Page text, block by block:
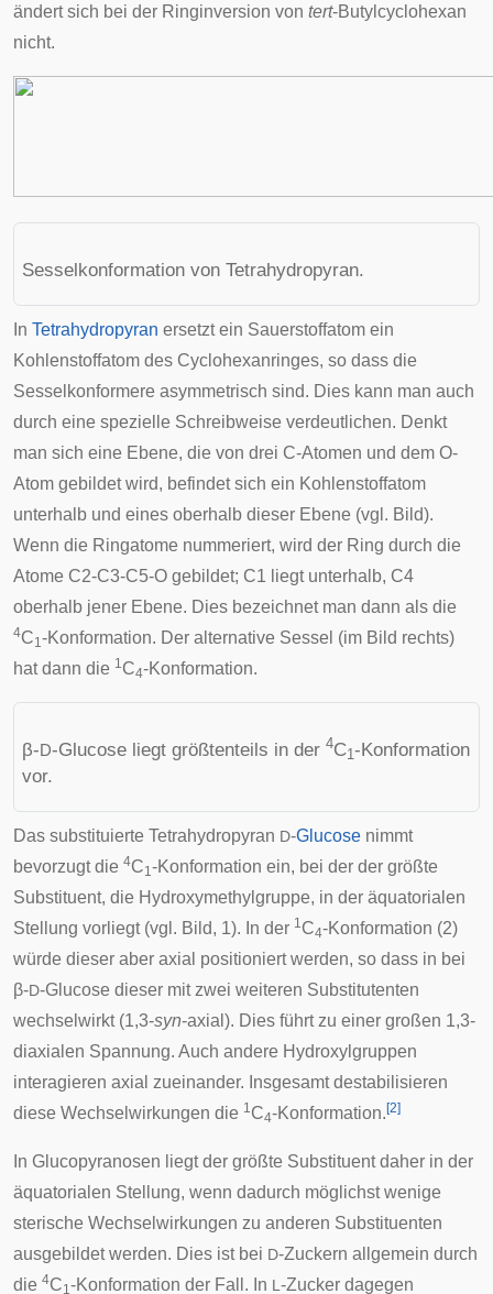
ändert sich bei der Ringinversion von tert-Butylcyclohexan
nicht.
Sesselkonformation von Tetrahydropyran.
In Tetrahydropyran ersetzt ein Sauerstoffatom ein
Kohlenstoffatom des Cyclohexanringes, so dass die
Sesselkonformere asymmetrisch sind. Dies kann man auch
durch eine spezielle Schreibweise verdeutlichen. Denkt
man sich eine Ebene, die von drei C-Atomen und dem O-
Atom gebildet wird, befindet sich ein Kohlenstoffatom
unterhalb und eines oberhalb dieser Ebene (vgl. Bild).
Wenn die Ringatome nummeriert, wird der Ring durch die
Atome C2-C3-C5-O gebildet; C1 liegt unterhalb, C4
oberhalb jener Ebene. Dies bezeichnet man dann als die
4C1 -Konformation. Der alternative Sessel (im Bild rechts)
hat dann die 1 C4-Konformation.
β-D-Glucose liegt größtenteils in der 4C1 -Konformation
vor.
Das substituierte Tetrahydropyran D-Glucose nimmt
bevorzugt die 4C1 -Konformation ein, bei der der größte
Substituent, die Hydroxymethylgruppe, in der äquatorialen
Stellung vorliegt (vgl. Bild, 1). In der 1 C4-Konformation (2)
würde dieser aber axial positioniert werden, so dass in bei
β-D-Glucose dieser mit zwei weiteren Substitutenten
wechselwirkt (1,3-syn-axial). Dies führt zu einer großen 1,3-
diaxialen Spannung. Auch andere Hydroxylgruppen
interagieren axial zueinander. Insgesamt destabilisieren
diese Wechselwirkungen die 1 C4-Konformation.[2]
In Glucopyranosen liegt der größte Substituent daher in der
äquatorialen Stellung, wenn dadurch möglichst wenige
sterische Wechselwirkungen zu anderen Substituenten
ausgebildet werden. Dies ist bei D-Zuckern allgemein durch
die 4C1 -Konformation der Fall. In L -Zucker dagegen